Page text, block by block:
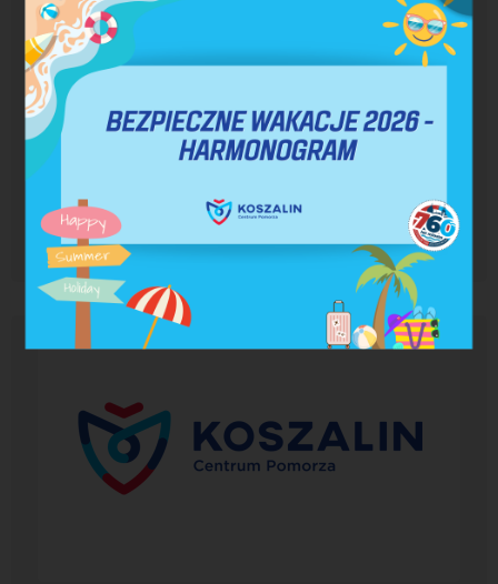
Szanowni Państwo, serdecznie zapraszamy do
zapoznania się w wynikami badania ankietowego
przeprowadzonego w trakcie prac projektowych
nad Uchwałą Krajobrazową dla miasta Koszalina.
Badanie odbyło się w dniach od 13 do 28 lutego
2018 r. Wyniki badania ankietowego
CZYTAJ WIĘCEJ